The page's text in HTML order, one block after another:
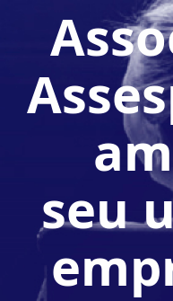
seu